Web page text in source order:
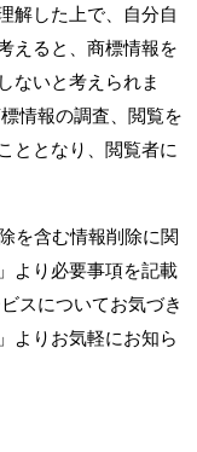
解した上で、自分自
えると、商標情報を
ないと考えられま
情報の調査、閲覧を
ととなり、閲覧者に
を含む情報削除に関
」より必要事項を記載
スについてお気づき
」よりお気軽にお知ら